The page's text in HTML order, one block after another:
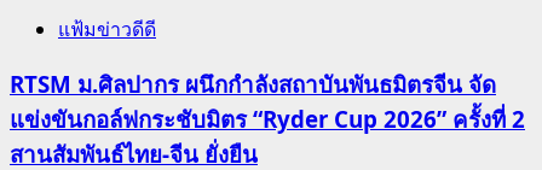
แฟ้มข่าวดีดี
RTSM ม.ศิลปากร ผนึกกำลังสถาบันพันธมิตรจีน จัด
แข่งขันกอล์ฟกระชับมิตร “Ryder Cup 2026” ครั้งที่ 2
สานสัมพันธ์ไทย-จีน ยั่งยืน